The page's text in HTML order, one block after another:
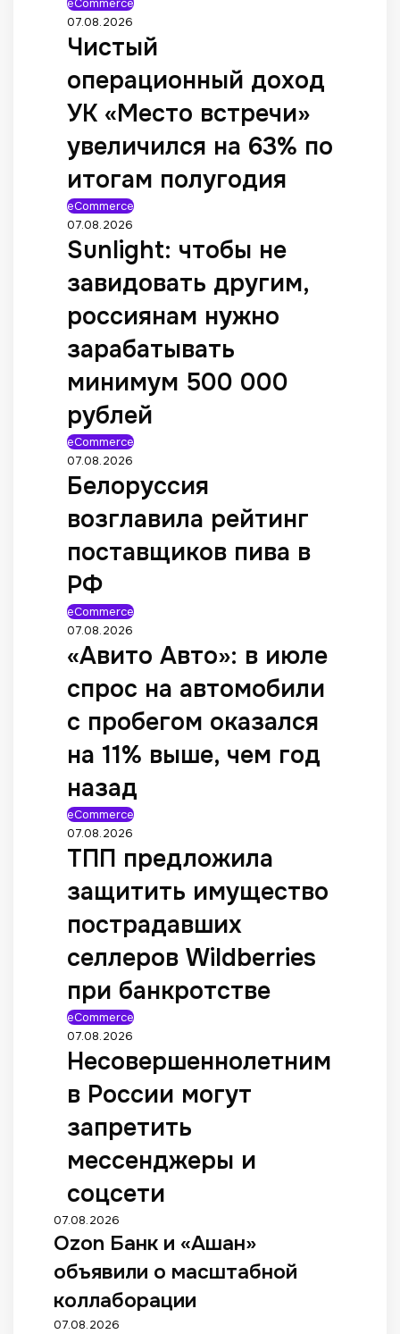
eCommerce
07.08.2026
Чистый
операционный доход
УК «Место встречи»
увеличился на 63% по
итогам полугодия
eCommerce
07.08.2026
Sunlight: чтобы не
завидовать другим,
россиянам нужно
зарабатывать
минимум 500 000
рублей
eCommerce
07.08.2026
Белоруссия
возглавила рейтинг
поставщиков пива в
РФ
eCommerce
07.08.2026
«Авито Авто»: в июле
спрос на автомобили
с пробегом оказался
на 11% выше, чем год
назад
eCommerce
07.08.2026
ТПП предложила
защитить имущество
пострадавших
селлеров Wildberries
при банкротстве
eCommerce
07.08.2026
Несовершеннолетним
в России могут
запретить
мессенджеры и
соцсети
07.08.2026
Ozon Банк и «Ашан»
объявили о масштабной
коллаборации
07.08.2026